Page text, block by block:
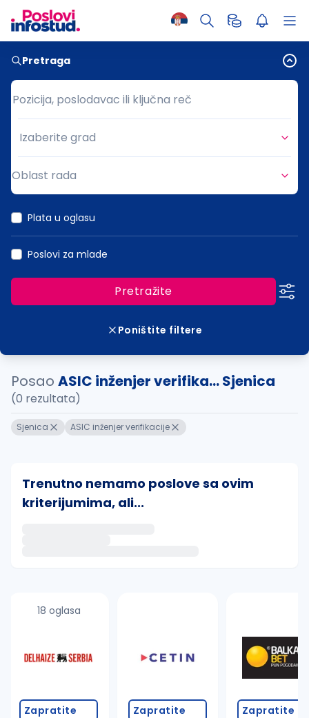
Pretraga
Pozicija, poslodavac ili ključna reč
Pozicija, poslodavac ili ključna reč
Grad
Izaberite grad
Oblast rada
Plata u oglasu
Poslovi za mlade
Pretražite
Poništite filtere
Posao ASIC inženjer verifika... Sjenica
(0 rezultata)
Sjenica ASIC inženjer verifikacije
Trenutno nemamo poslove sa ovim
kriterijumima, ali...
proverite pravopisne greške (koristite č, ć, š, đ,
promenite odabrane filtere pretrage
18 oglasa
Zapratite Zapratite Zapratite